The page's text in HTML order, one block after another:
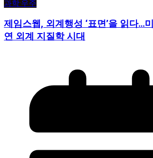
과학·우주
제임스웹, 외계행성 ‘표면’을 읽다…
연 외계 지질학 시대